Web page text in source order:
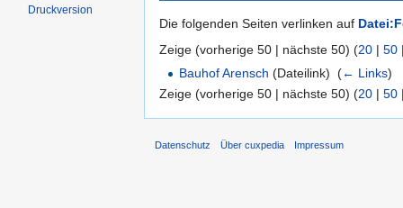
Die folgenden Seiten verlinken auf
Zeige (vorherige 50 | nächste 50) (20 | 50
Bauhof Arensch (Dateilink) ‎ (← Links)
Zeige (vorherige 50 | nächste 50) (20 | 50
Druckversion
Datenschutz Über cuxpedia Impressum